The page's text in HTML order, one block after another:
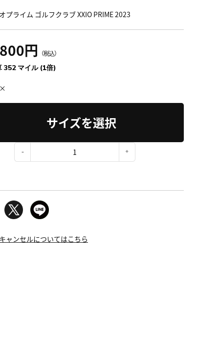
プライム ゴルフクラブ XXIO PRIME 2023
円 （税込）
352 マイル (1倍)
サイズを選択
ャンセルについてはこちら